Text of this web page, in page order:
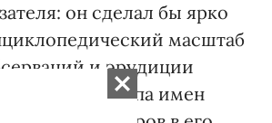
он сделал бы ярко
масштаб
и эрудиции
от калейдоскопа имен